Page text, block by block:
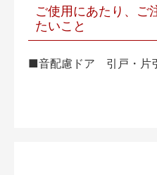
ご使用にあたり、ご
たいこと
■音配慮ドア 引戸・片